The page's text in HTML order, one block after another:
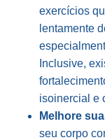
exercícios
lentamente
Inclusive,
isoinercial e
Melhore
seu corpo